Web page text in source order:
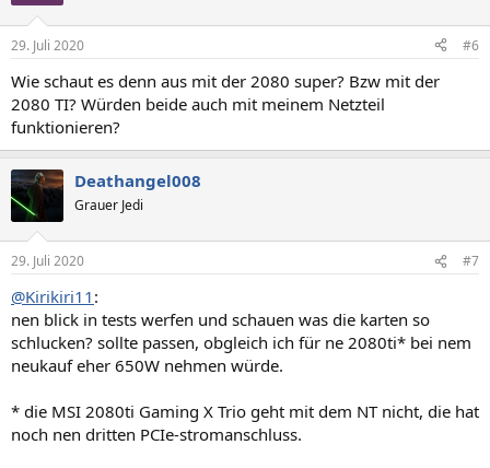
29. Juli 2020 #6
Wie schaut es denn aus mit der 2080 super? Bzw mit der
2080 TI? Würden beide auch mit meinem Netzteil
funktionieren?
Deathangel008
Grauer Jedi
29. Juli 2020 #7
@Kirikiri11 :
nen blick in tests werfen und schauen was die karten so
schlucken? sollte passen, obgleich ich für ne 2080ti* bei nem
neukauf eher 650W nehmen würde.
* die MSI 2080ti Gaming X Trio geht mit dem NT nicht, die hat
noch nen dritten PCIe-stromanschluss.